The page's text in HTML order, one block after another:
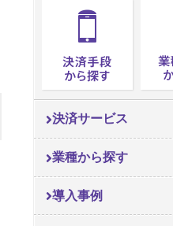
決済サービス
業種から探す
導入事例